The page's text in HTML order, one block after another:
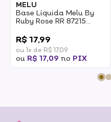
MELU
Base Líquida Melu By
Ruby Rose RR 87215
25g
R$ 17,99
ou 1x de R$ 17,09
ou R$ 17,09 no PIX